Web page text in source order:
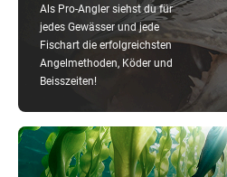
Als Pro-Angler siehst du für
jedes Gewässer und jede
Fischart die erfolgreichsten
Angelmethoden, Köder und
Beisszeiten!